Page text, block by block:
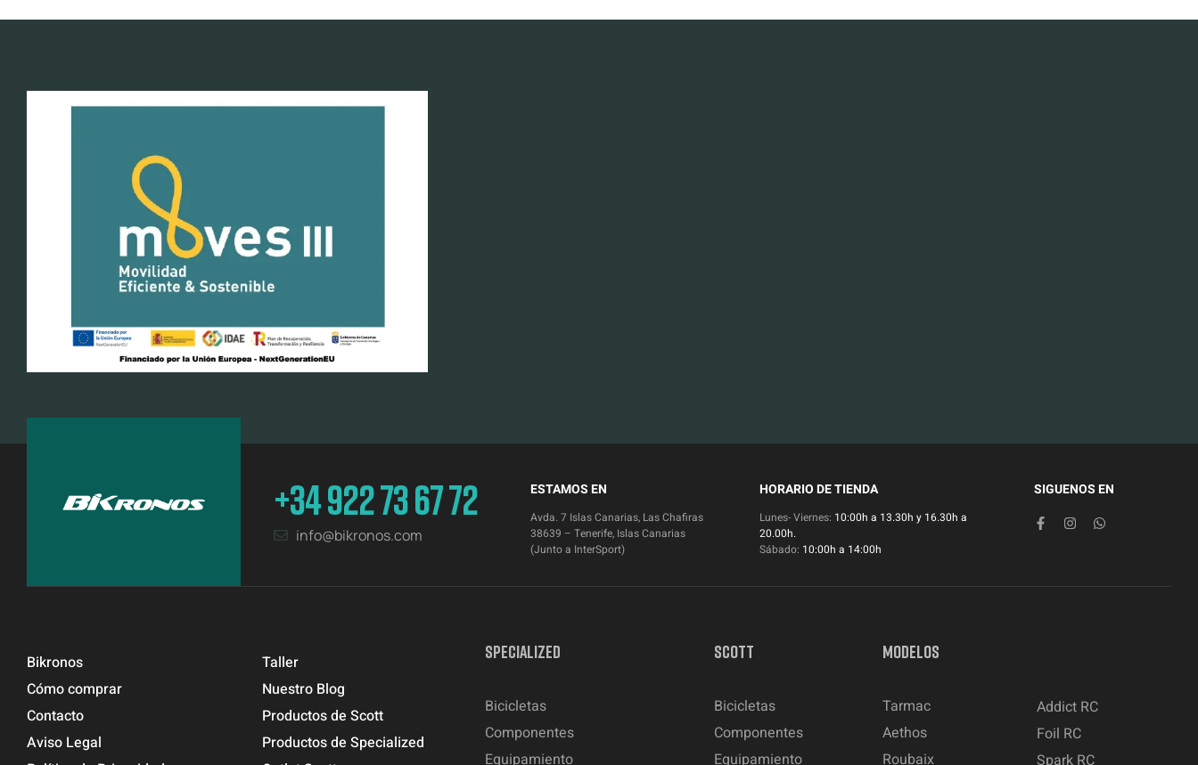
+34 922 73 67 72
info@bikronos.com
ESTAMOS EN
Avda. 7 Islas Canarias, Las Chafiras
38639 – Tenerife, Islas Canarias
(Junto a InterSport)
HORARIO DE TIENDA
Lunes- Viernes: 10:00h a 13.30h y 16.30h a
20.00h.
Sábado: 10:00h a 14:00h
SIGUENOS EN
Bikronos
Cómo comprar
Contacto
Aviso Legal
Taller
Nuestro Blog
Productos de Scott
Productos de Specialized
SPECIALIZED
Bicicletas
Componentes
Equipamiento
SCOTT
Bicicletas
Componentes
Equipamiento
MODELOS
Tarmac
Aethos
Roubaix
Addict RC
Foil RC